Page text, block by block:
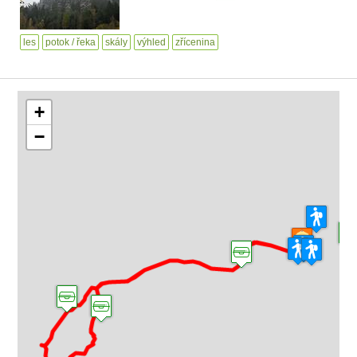
les potok / řeka skály výhled zřícenina
+
−